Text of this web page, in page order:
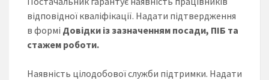
відповідної кваліфікації. Надати підтвердження
в формі Довідки із зазначенням посади, ПІБ та
стажем роботи.
Наявність цілодобової служби підтримки. Надати